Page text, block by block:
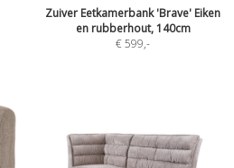
Zuiver Eetkamerbank 'Brave' Eiken
en rubberhout, 140cm
€ 599,-